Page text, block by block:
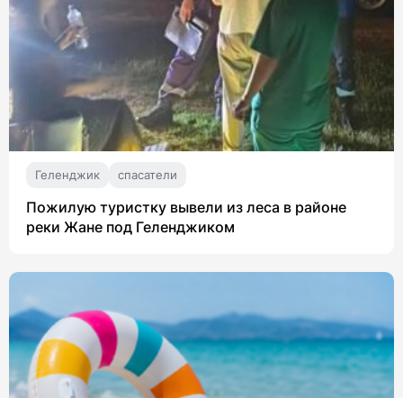
Геленджик спасатели
Пожилую туристку вывели из леса в районе
реки Жане под Геленджиком